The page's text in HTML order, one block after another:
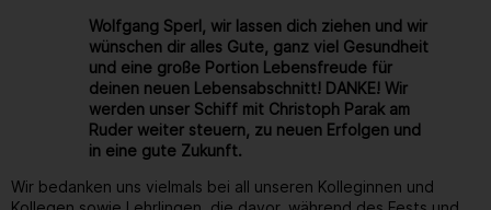
Wolfgang Sperl, wir lassen dich ziehen und wir
wünschen dir alles Gute, ganz viel Gesundheit
und eine große Portion Lebensfreude für
deinen neuen Lebensabschnitt! DANKE! Wir
werden unser Schiff mit Christoph Parak am
Ruder weiter steuern, zu neuen Erfolgen und
in eine gute Zukunft.
Wir bedanken uns vielmals bei all unseren Kolleginnen und